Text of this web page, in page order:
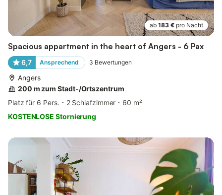
ab 183 € pro Nacht
Spacious appartment in the heart of Angers - 6 Pax
6,7 Ansprechend 3 Bewertungen
Angers
200 m zum Stadt-/Ortszentrum
Platz für 6 Pers.
2 Schlafzimmer
60 m²
KOSTENLOSE Stornierung